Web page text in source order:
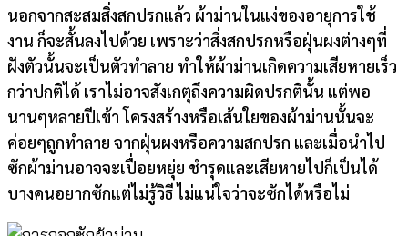
นอกจากสะสมสิ่งสกปรกแล้ว ผ้าม่านในแง่ของอายุการใช้
งาน ก็จะสั้นลงไปด้วย เพราะว่าสิ่งสกปรกหรือฝุ่นผงต่างๆที่
ฝังตัวนั้นจะเป็นตัวทำลาย ทำให้ผ้าม่านเกิดความเสียหายเร็ว
กว่าปกติได้ เราไม่อาจสังเกตุถึงความผิดปรกตินั้น แต่พอ
นานๆหลายปีเข้า โครงสร้างหรือเส้นใยของผ้าม่านนั้นจะ
ค่อยๆถูกทำลาย จากฝุ่นผงหรือความสกปรก และเมื่อนำไป
ซักผ้าม่านอาจจะเปื่อยหยุ่ย ชำรุดและเสียหายไปก็เป็นได้
บางคนอยากซักแต่ไม่รู้วิธี ไม่แน่ใจว่าจะซักได้หรือไม่